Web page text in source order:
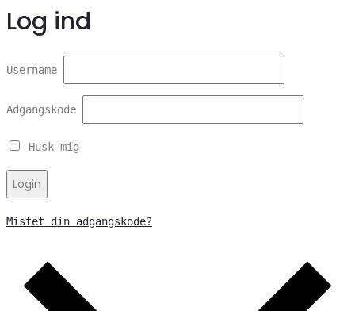
Log ind
Username
Adgangskode
Husk mig
Login
Mistet din adgangskode?